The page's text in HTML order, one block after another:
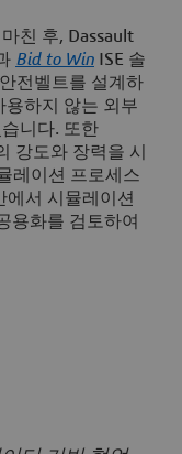
친 후, Dassault
Bid to Win ISE 솔
전벨트를 설계하
용하지 않는 외부
니다. 또한
강도와 장력을 시
레이션 프로세스
에서 시뮬레이션
용화를 검토하여